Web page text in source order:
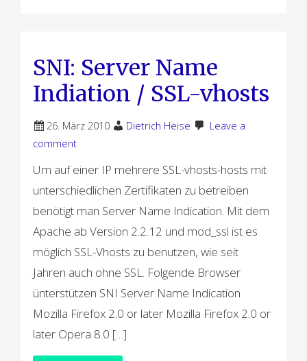
SNI: Server Name
Indiation / SSL-vhosts
26. März 2010 Dietrich Heise
Leave a
comment
Um auf einer IP mehrere SSL-vhosts-hosts mit
unterschiedlichen Zertifikaten zu betreiben
benötigt man Server Name Indication. Mit dem
Apache ab Version 2.2.12 und mod_ssl ist es
möglich SSL-Vhosts zu benutzen, wie seit
Jahren auch ohne SSL. Folgende Browser
ünterstützen SNI Server Name Indication
Mozilla Firefox 2.0 or later Mozilla Firefox 2.0 or
later Opera 8.0 […]